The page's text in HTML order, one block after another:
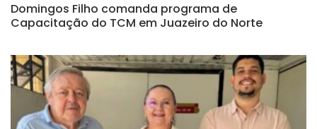
Domingos Filho comanda programa de
Capacitação do TCM em Juazeiro do Norte